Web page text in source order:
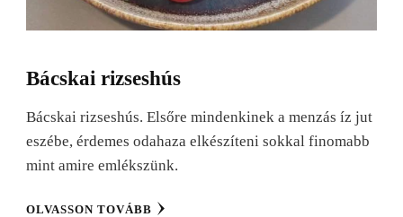
Bácskai rizseshús
Bácskai rizseshús. Elsőre mindenkinek a menzás íz jut
eszébe, érdemes odahaza elkészíteni sokkal finomabb
mint amire emlékszünk.
OLVASSON TOVÁBB